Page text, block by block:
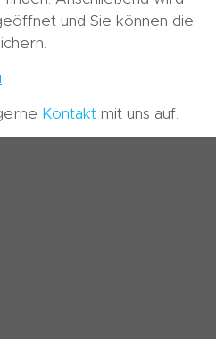
und Sie können die
Kontakt mit uns auf.